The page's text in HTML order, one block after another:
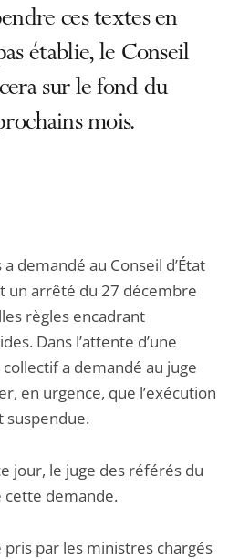
ces textes en
établie, le Conseil
sur le fond du
mois.
demandé au Conseil d’État
un arrêté du 27 décembre
règles encadrant
Dans l’attente d’une
a demandé au juge
en urgence, que l’exécution
suspendue.
jour, le juge des référés du
cette demande.
pris par les ministres chargés